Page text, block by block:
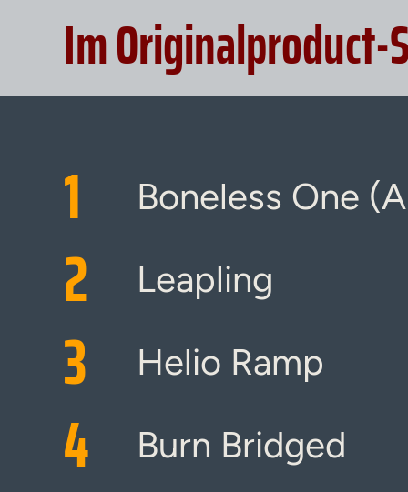
Im
1 Boneless One
2 Leapling
3 Helio Ramp
4 Burn Bridged